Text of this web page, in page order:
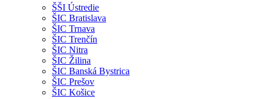
ŠŠI Ústredie
ŠIC Bratislava
ŠIC Trnava
ŠIC Trenčín
ŠIC Nitra
ŠIC Žilina
ŠIC Banská Bystrica
ŠIC Prešov
ŠIC Košice